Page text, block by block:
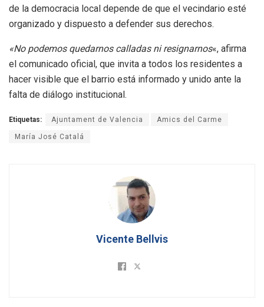
de la democracia local depende de que el vecindario esté
organizado y dispuesto a defender sus derechos.
«No podemos quedarnos calladas ni resignarnos«, afirma
el comunicado oficial, que invita a todos los residentes a
hacer visible que el barrio está informado y unido ante la
falta de diálogo institucional.
Etiquetas: Ajuntament de Valencia Amics del Carme
María José Catalá
Vicente Bellvis